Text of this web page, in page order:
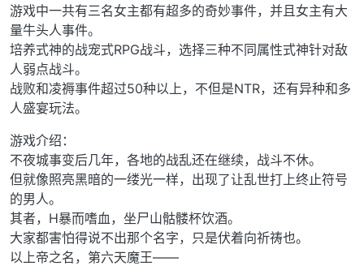
游戏中一共有三名女主都有超多的奇妙事件，并且女主有大
量牛头人事件。
培养式神的战宠式RPG战斗，选择三种不同属性式神针对敌
人弱点战斗。
战败和凌褥事件超过50种以上，不但是NTR，还有异种和多
人盛宴玩法。
游戏介绍：
不夜城事变后几年，各地的战乱还在继续，战斗不休。
但就像照亮黑暗的一缕光一样，出现了让乱世打上终止符号
的男人。
其者，H暴而嗜血，坐尸山骷髅杯饮酒。
大家都害怕得说不出那个名字，只是伏着向祈祷也。
以上帝之名，第六天魔王——